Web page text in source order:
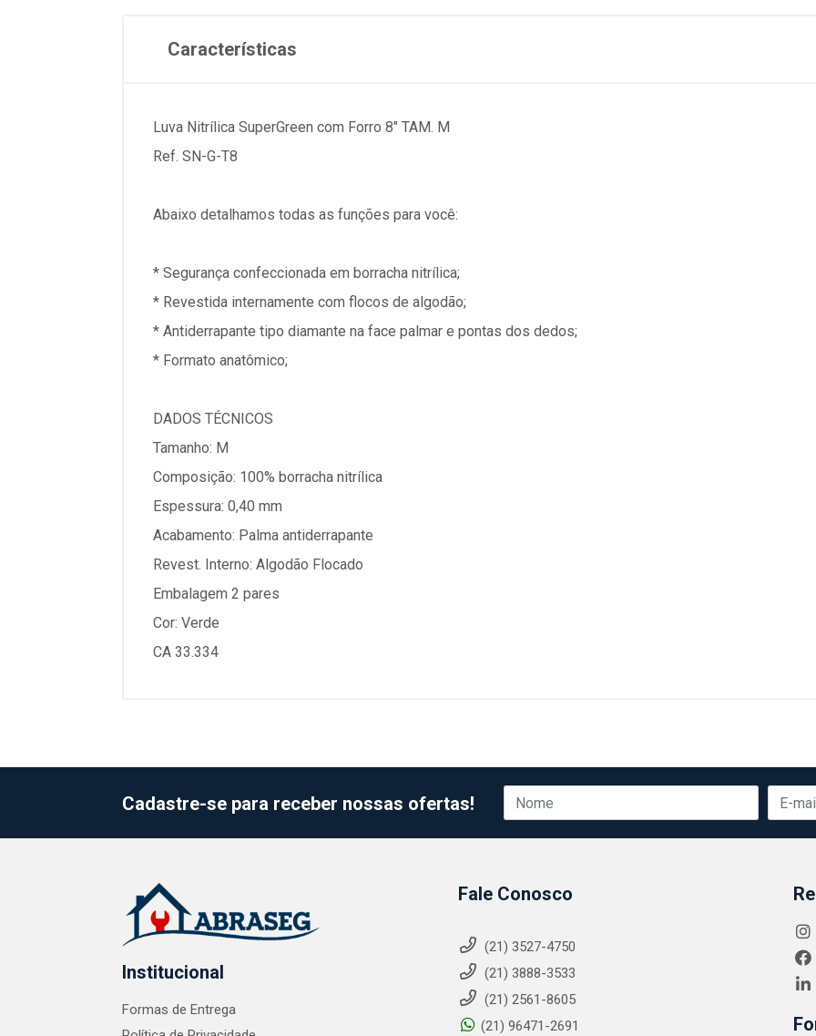
Características
Luva Nitrílica SuperGreen com Forro 8" TAM. M
Ref. SN-G-T8
Abaixo detalhamos todas as funções para você:
* Segurança confeccionada em borracha nitrílica;
* Revestida internamente com flocos de algodão;
* Antiderrapante tipo diamante na face palmar e pontas dos dedos;
* Formato anatômico;
DADOS TÉCNICOS
Tamanho: M
Composição: 100% borracha nitrílica
Espessura: 0,40 mm
Acabamento: Palma antiderrapante
Revest. Interno: Algodão Flocado
Embalagem 2 pares
Cor: Verde
CA 33.334
Cadastre-se para receber nossas ofertas!
Institucional
Formas de Entrega
Fale Conosco
(21) 3527-4750
(21) 3888-3533
(21) 2561-8605
(21) 96471-2691